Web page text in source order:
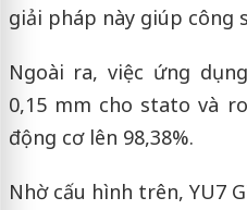
giải pháp này giúp công
Ngoài ra, việc ứng
0,15 mm cho stato và
động cơ lên 98,38%.
Nhờ cấu hình trên, YU7